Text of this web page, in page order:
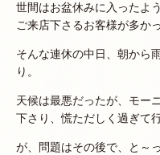
世間はお盆休みに入ったよ
ご来店下さるお客様が多かっ
そんな連休の中日、朝から
り。
天候は最悪だったが、モー
下さり、慌ただしく過ぎて行
が、問題はその後で、と～